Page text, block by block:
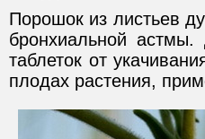
Порошок из листьев
бронхиальной астмы.
таблеток от
плодах растения,